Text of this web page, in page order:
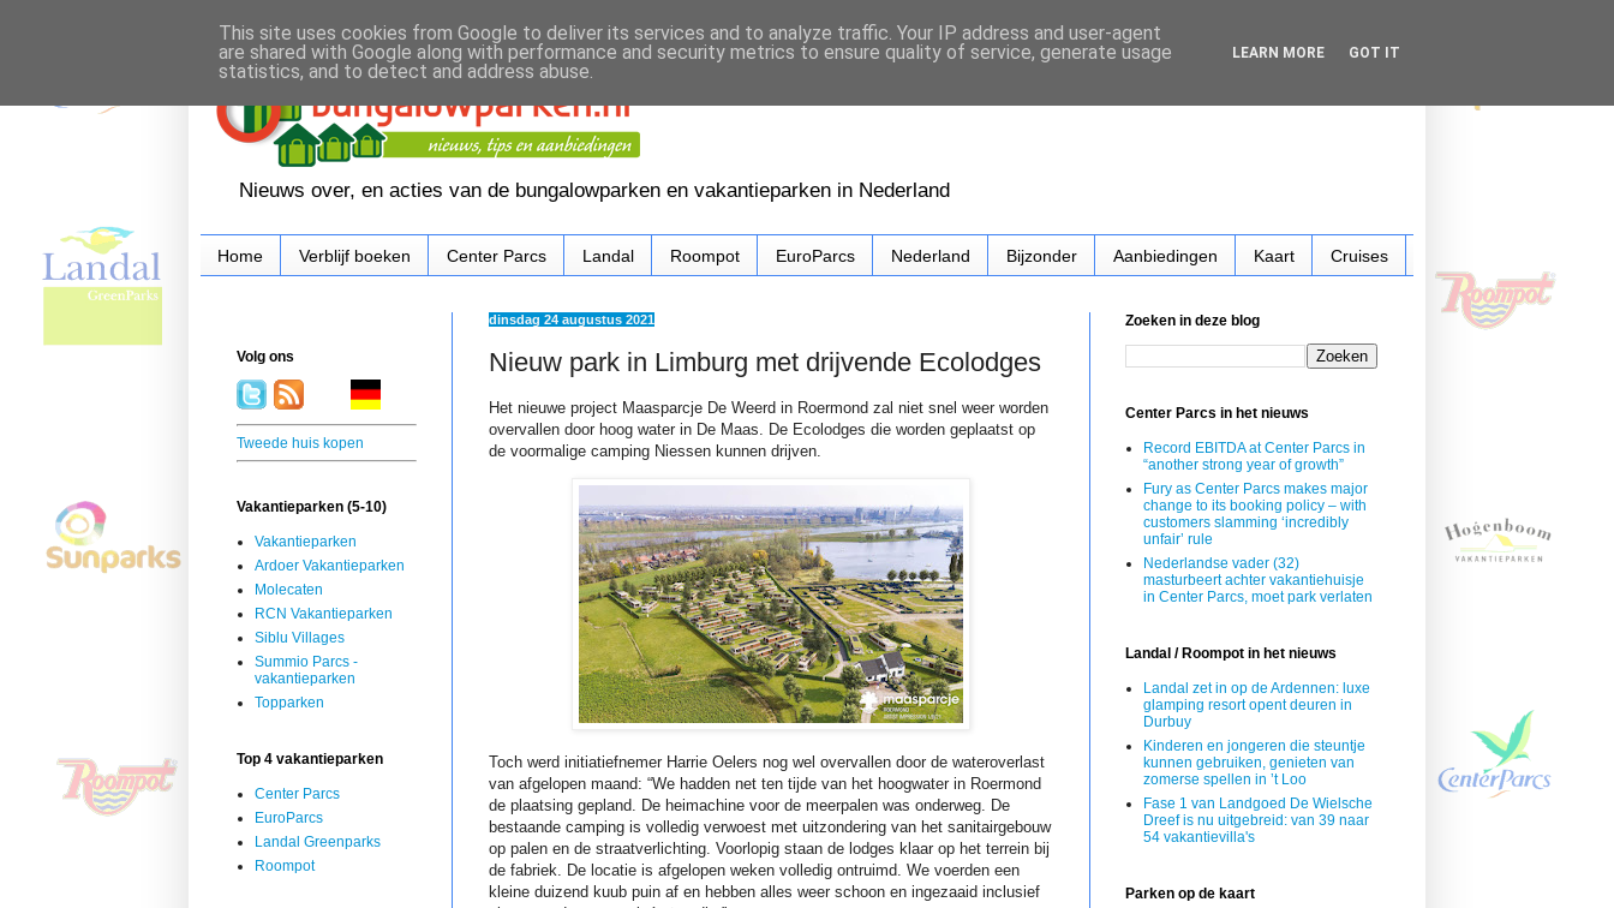
Nieuws over, en acties van de bungalowparken en vakantieparken in Nederland
Home Verblijf boeken Center Parcs Landal Roompot EuroParcs Nederland Bijzonder Aanbiedingen Kaart Cruises
dinsdag 24 augustus 2021
Nieuw park in Limburg met drijvende Ecolodges
Het nieuwe project Maasparcje De Weerd in Roermond zal niet snel weer worden
overvallen door hoog water in De Maas. De Ecolodges die worden geplaatst op
de voormalige camping Niessen kunnen drijven.
Toch werd initiatiefnemer Harrie Oelers nog wel overvallen door de wateroverlast
van afgelopen maand: “We hadden net ten tijde van het hoogwater in Roermond
de plaatsing gepland. De heimachine voor de meerpalen was onderweg. De
bestaande camping is volledig verwoest met uitzondering van het sanitairgebouw
op palen en de straatverlichting. Voorlopig staan de lodges klaar op het terrein bij
de fabriek. De locatie is afgelopen weken volledig ontruimd. We voerden een
kleine duizend kuub puin af en hebben alles weer schoon en ingezaaid inclusief
Volg ons
Tweede huis kopen
Vakantieparken (5-10)
Vakantieparken
Ardoer Vakantieparken
Molecaten
RCN Vakantieparken
Siblu Villages
Summio Parcs -
vakantieparken
Topparken
Top 4 vakantieparken
Center Parcs
EuroParcs
Landal Greenparks
Roompot
Zoeken in deze blog
Center Parcs in het nieuws
Record EBITDA at Center Parcs in
“another strong year of growth”
Fury as Center Parcs makes major
change to its booking policy – with
customers slamming ‘incredibly
unfair’ rule
Nederlandse vader (32)
masturbeert achter vakantiehuisje
in Center Parcs, moet park verlaten
Landal / Roompot in het nieuws
Landal zet in op de Ardennen: luxe
glamping resort opent deuren in
Durbuy
Kinderen en jongeren die steuntje
kunnen gebruiken, genieten van
zomerse spellen in ’t Loo
Fase 1 van Landgoed De Wielsche
Dreef is nu uitgebreid: van 39 naar
54 vakantievilla's
Parken op de kaart
This site uses cookies from Google to deliver its services and to analyze traffic. Your IP address and user-agent
are shared with Google along with performance and security metrics to ensure quality of service, generate usage
statistics, and to detect and address abuse.
LEARN MORE GOT IT